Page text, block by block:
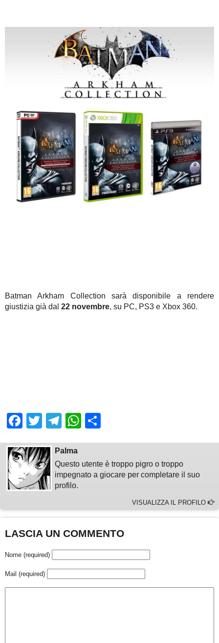
Batman Arkham Collection sarà disponibile a rendere
giustizia già dal 22 novembre, su PC, PS3 e Xbox 360.
Facebook
TwitterTelegram
WhatsApp
Palma
Questo utente è troppo pigro o troppo
impegnato a giocare per completare il suo
profilo.
VISUALIZZA IL PROFILO
LASCIA UN COMMENTO
Nome (required)
Mail (required)